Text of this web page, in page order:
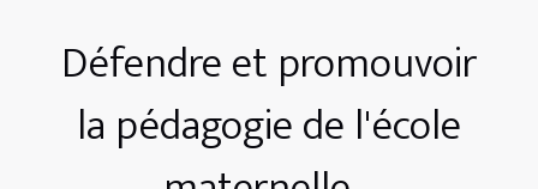
Défendre et promouvoir
la pédagogie de l'école